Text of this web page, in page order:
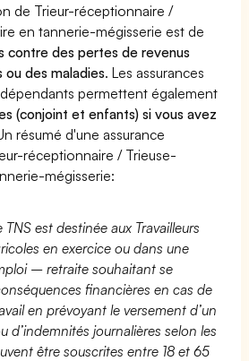
de Trieur-réceptionnaire /
en tannerie-mégisserie est de
contre des pertes de revenus
des maladies. Les assurances
permettent également
(conjoint et enfants) si vous avez
résumé d'une assurance
réceptionnaire / Trieuse-
mégisserie:
TNS est destinée aux Travailleurs
en exercice ou dans une
– retraite souhaitant se
financières en cas de
en prévoyant le versement d’un
d’indemnités journalières selon les
être souscrites entre 18 et 65